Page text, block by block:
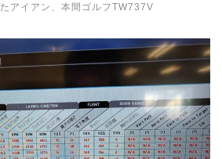
アイアン、本間ゴルフTW737V